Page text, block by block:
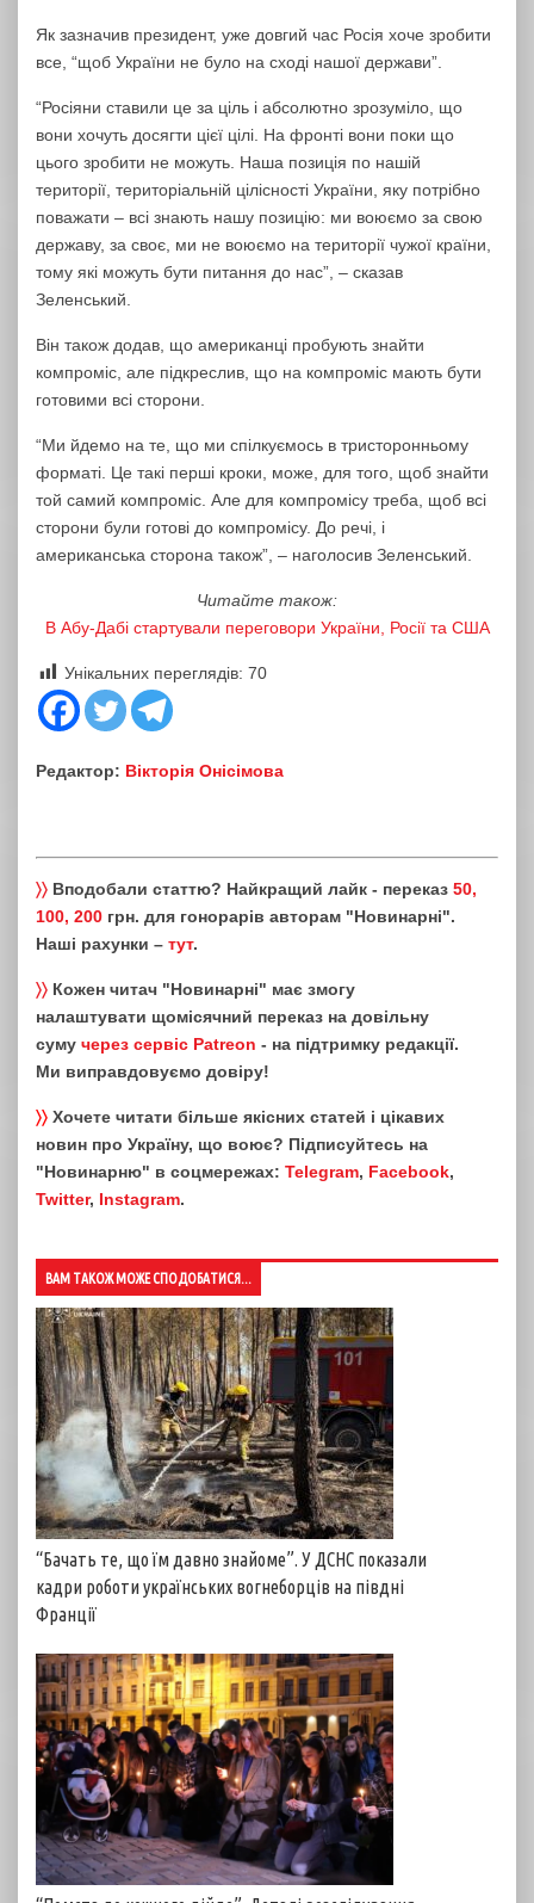
Як зазначив президент, уже довгий час Росія хоче зробити
все, “щоб України не було на сході нашої держави”.
“Росіяни ставили це за ціль і абсолютно зрозуміло, що
вони хочуть досягти цієї цілі. На фронті вони поки що
цього зробити не можуть. Наша позиція по нашій
території, територіальній цілісності України, яку потрібно
поважати – всі знають нашу позицію: ми воюємо за свою
державу, за своє, ми не воюємо на території чужої країни,
тому які можуть бути питання до нас”, – сказав
Зеленський.
Він також додав, що американці пробують знайти
компроміс, але підкреслив, що на компроміс мають бути
готовими всі сторони.
“Ми йдемо на те, що ми спілкуємось в тристоронньому
форматі. Це такі перші кроки, може, для того, щоб знайти
той самий компроміс. Але для компромісу треба, щоб всі
сторони були готові до компромісу. До речі, і
американська сторона також”, – наголосив Зеленський.
Читайте також:
В Абу-Дабі стартували переговори України, Росії та США
Унікальних переглядів: 70
Редактор: Вікторія Онісімова
〉〉 Вподобали статтю? Найкращий лайк - переказ 50,
100, 200 грн. для гонорарів авторам "Новинарні".
Наші рахунки – тут.
〉〉 Кожен читач "Новинарні" має змогу
налаштувати щомісячний переказ на довільну
суму через сервіс Patreon - на підтримку редакції.
Ми виправдовуємо довіру!
〉〉 Хочете читати більше якісних статей і цікавих
новин про Україну, що воює? Підписуйтесь на
"Новинарню" в соцмережах: Telegram, Facebook,
Twitter, Instagram.
ВАМ ТАКОЖ МОЖЕ СПОДОБАТИСЯ...
“Бачать те, що їм давно знайоме”. У ДСНС показали
кадри роботи українських вогнеборців на півдні
Франції